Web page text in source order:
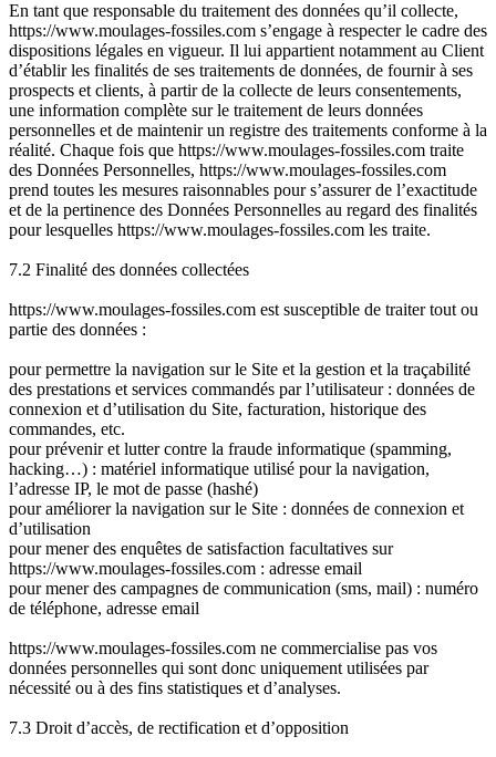
En tant que responsable du traitement des données qu’il collecte,
https://www.moulages-fossiles.com s’engage à respecter le cadre des
dispositions légales en vigueur. Il lui appartient notamment au Client
d’établir les finalités de ses traitements de données, de fournir à ses
prospects et clients, à partir de la collecte de leurs consentements,
une information complète sur le traitement de leurs données
personnelles et de maintenir un registre des traitements conforme à la
réalité. Chaque fois que https://www.moulages-fossiles.com traite
des Données Personnelles, https://www.moulages-fossiles.com
prend toutes les mesures raisonnables pour s’assurer de l’exactitude
et de la pertinence des Données Personnelles au regard des finalités
pour lesquelles https://www.moulages-fossiles.com les traite.
7.2 Finalité des données collectées
https://www.moulages-fossiles.com est susceptible de traiter tout ou
partie des données :
pour permettre la navigation sur le Site et la gestion et la traçabilité
des prestations et services commandés par l’utilisateur : données de
connexion et d’utilisation du Site, facturation, historique des
commandes, etc.
pour prévenir et lutter contre la fraude informatique (spamming,
hacking…) : matériel informatique utilisé pour la navigation,
l’adresse IP, le mot de passe (hashé)
pour améliorer la navigation sur le Site : données de connexion et
d’utilisation
pour mener des enquêtes de satisfaction facultatives sur
https://www.moulages-fossiles.com : adresse email
pour mener des campagnes de communication (sms, mail) : numéro
de téléphone, adresse email
https://www.moulages-fossiles.com ne commercialise pas vos
données personnelles qui sont donc uniquement utilisées par
nécessité ou à des fins statistiques et d’analyses.
7.3 Droit d’accès, de rectification et d’opposition